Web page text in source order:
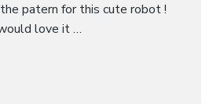
patern for this cute robot !
love it …